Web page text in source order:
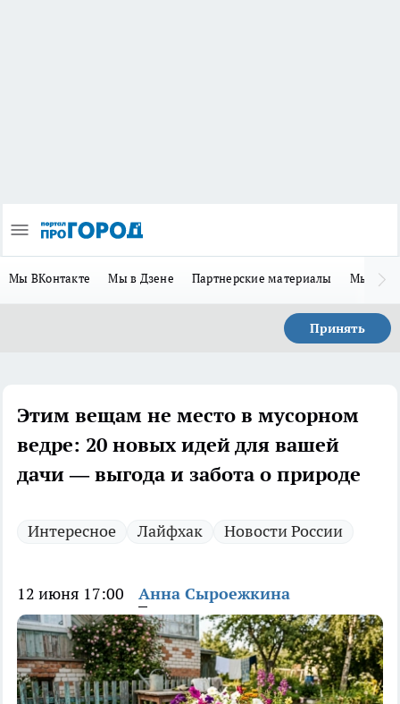
Мы ВКонтакте Мы в Дзене Партнерские материалы Мы в
Принять
Этим вещам не место в мусорном
ведре: 20 новых идей для вашей
дачи — выгода и забота о природе
Интересное Лайфхак Новости России
12 июня 17:00 Анна Сыроежкина